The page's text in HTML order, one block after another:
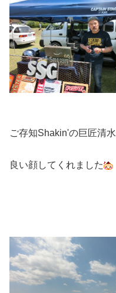
ご存知Shakin'の巨匠清水
良い顔してくれました